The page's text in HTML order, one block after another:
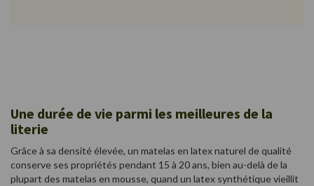
Une durée de vie parmi les meilleures de la
literie
Grâce à sa densité élevée, un matelas en latex naturel de qualité
conserve ses propriétés pendant 15 à 20 ans, bien au-delà de la
plupart des matelas en mousse, quand un latex synthétique vieillit